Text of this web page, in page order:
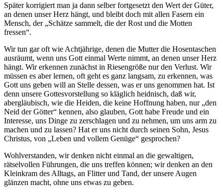
Später korrigiert man ja dann selber fortgesetzt den Wert der Güter,
an denen unser Herz hängt, und bleibt doch mit allen Fasern ein
Mensch, der „Schätze sammelt, die der Rost und die Motten
fressen“.
Wir tun gar oft wie Achtjährige, denen die Mutter die Hosentaschen
ausräumt, wenn uns Gott einmal Werte nimmt, an denen unser Herz
hängt. Wir erkennen zunächst in Riesengröße nur den Verlust. Wir
müssen es aber lernen, oft geht es ganz langsam, zu erkennen, was
Gott uns geben will an Stelle dessen, was er uns genommen hat. Ist
denn unsere Gottesvorstellung so kläglich heidnisch, daß wir,
abergläubisch, wie die Heiden, die keine Hoffnung haben, nur „den
Neid der Götter“ kennen, also glauben, Gott habe Freude und ein
Interesse, uns Dinge zu zerschlagen und zu nehmen, um uns arm zu
machen und zu lassen? Hat er uns nicht durch seinen Sohn, Jesus
Christus, von „Leben und vollem Genüge“ gesprochen?
Wohlverstanden, wir denken nicht einmal an die gewaltigen,
rätselvollen Führungen, die uns treffen können; wir denken an den
Kleinkram des Alltags, an Flitter und Tand, der unsere Augen
glänzen macht, ohne uns etwas zu geben.